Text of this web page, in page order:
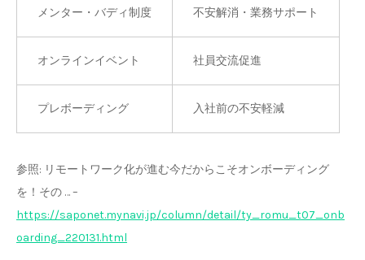
メンター・バディ制度 不安解消・業務サポート
オンラインイベント 社員交流促進
プレボーディング 入社前の不安軽減
参照: リモートワーク化が進む今だからこそオンボーディング
を！その … –
https://saponet.mynavi.jp/column/detail/ty_romu_t07_onb
oarding_220131.html